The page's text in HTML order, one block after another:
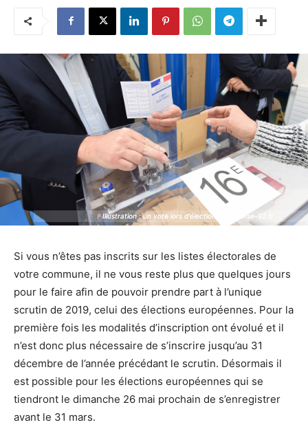
Illustration : un vote lors d'élections - Defense-92.fr
Illustration : un vote lors d'élections - Defense-92.fr
Si vous n’êtes pas inscrits sur les listes électorales de
votre commune, il ne vous reste plus que quelques jours
pour le faire afin de pouvoir prendre part à l’unique
scrutin de 2019, celui des élections européennes. Pour la
première fois les modalités d’inscription ont évolué et il
n’est donc plus nécessaire de s’inscrire jusqu’au 31
décembre de l’année précédant le scrutin. Désormais il
est possible pour les élections européennes qui se
tiendront le dimanche 26 mai prochain de s’enregistrer
avant le 31 mars.